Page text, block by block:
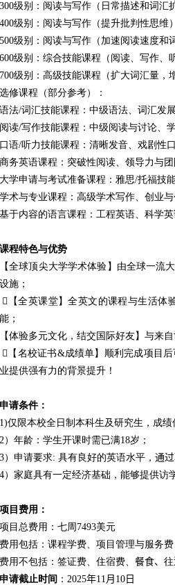
300级别：阅读与写作（日常描述和词汇
400级别：阅读与写作（提升批判性思维
500级别：阅读与写作（加速阅读速度和
600级别：综合技能课程（阅读、写作、
700级别：高级技能课程（扩大词汇量，
选修课程（部分参考）：
语法/词汇技能课程：中级语法、词汇发
阅读/写作技能课程：中级阅读与讨论、
口语/听力技能课程：清晰发音、戏剧性
商务英语课程：突破性阅读、领导力与
大学申请与考试准备课程：雅思/托福技
学术与专业课程：高级学术写作、创业与
基于内容的语言课程：工程英语、科学
课程特色与优势
【全球顶尖大学学术体验】由全球一流
设施；
 【全英课堂】全英文的课程与生活
能；
【体验多元文化，结交国际好友】与来
 【名校证书&成绩单】顺利完成项目
业提供强有力的背景提升！
申请条件：
1)仅限本校全日制本科生及研究生，成
2）年龄：学生开课时需已满18岁；
3）申请要求: 具有良好的英语水平， 通
4）家庭具有一定经济基础，能够提供访
项目 费用 ：
项目 总费用：七周 7493美元
费用包括 ：课程学费、项目管理与服务
费用不包括 ： 签证费、住宿费、 餐食、
申请截止时间 ： 2025年11月 10 日